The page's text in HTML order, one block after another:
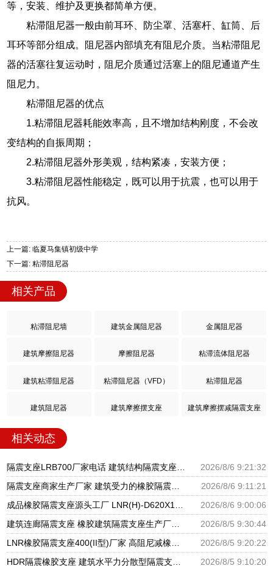
等，安装、维护及更换都简单方便。
粘滞阻尼器一般由前耳环、防尘罩、活塞杆、缸筒、后
耳环等部分组成。阻尼器内部填充有阻尼介质。当粘滞阻尼
器的活塞往复运动时，阻尼介质通过活塞上的阻尼通道产生
阻尼力。
粘滞阻尼器的优点
1.粘滞阻尼器耗能效率高，且不增加结构刚度，不会改
变结构的自振周期；
2.粘滞阻尼器外形美观，结构紧凑，安装方便；
3.粘滞阻尼器性能稳定，既可以用于抗震，也可以用于
抗风。
上一篇: 临夏马集镇初级中学
下一篇: 粘滞阻尼器
相关产品
粘滞阻尼墙 建筑金属阻尼器 金属阻尼器
建筑摩擦阻尼器 摩擦阻尼器 粘滞流体阻尼器
建筑粘滞阻尼器 粘滞阻尼器（VFD） 粘滞阻尼器
建筑阻尼器 建筑摩擦摆支座 建筑摩擦摆减隔震支座
相关动态
2026/8/6 9:21:32
2026/8/6 9:11:21
2026/8/6 9:00:06
2026/8/5 9:30:44
2026/8/5 9:20:22
2026/8/5 9:10:20